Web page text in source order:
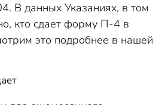
В данных Указаниях, в том
кто сдает форму П-4 в
это подробнее в нашей